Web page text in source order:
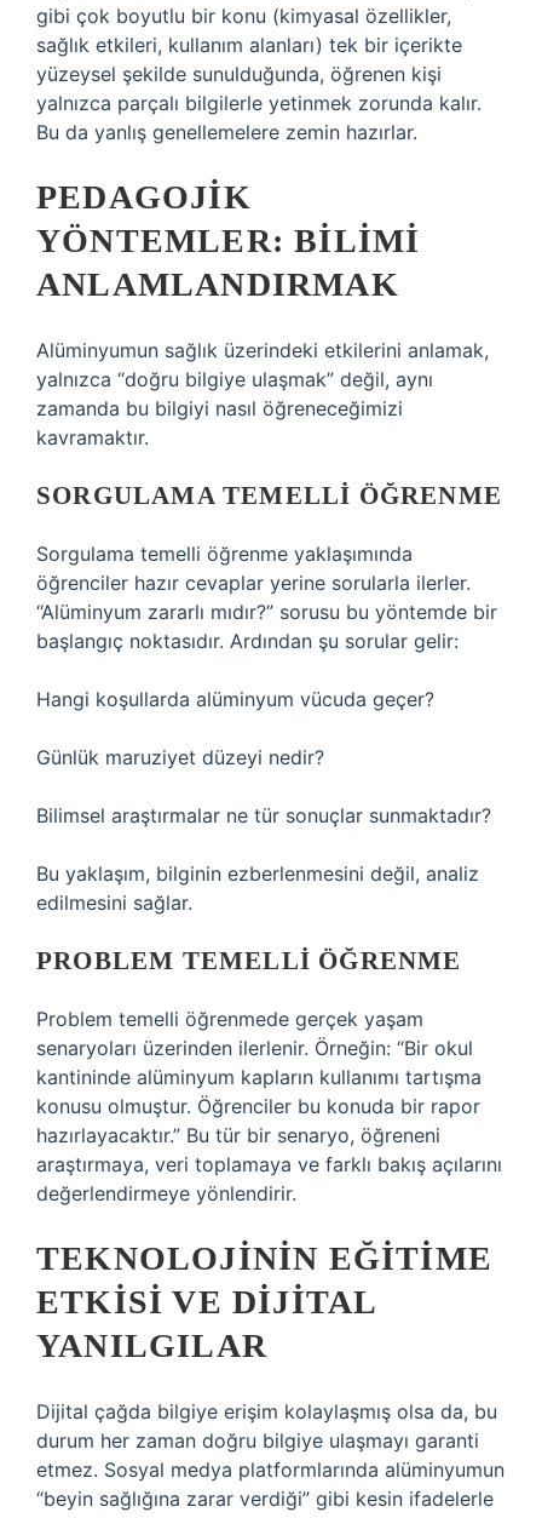
gibi çok boyutlu bir konu (kimyasal özellikler,
sağlık etkileri, kullanım alanları) tek bir içerikte
yüzeysel şekilde sunulduğunda, öğrenen kişi
yalnızca parçalı bilgilerle yetinmek zorunda kalır.
Bu da yanlış genellemelere zemin hazırlar.
PEDAGOJIK
YÖNTEMLER: BILIMI
ANLAMLANDIRMAK
Alüminyumun sağlık üzerindeki etkilerini anlamak,
yalnızca “doğru bilgiye ulaşmak” değil, aynı
zamanda bu bilgiyi nasıl öğreneceğimizi
kavramaktır.
SORGULAMA TEMELLI ÖĞRENME
Sorgulama temelli öğrenme yaklaşımında
öğrenciler hazır cevaplar yerine sorularla ilerler.
“Alüminyum zararlı mıdır?” sorusu bu yöntemde bir
başlangıç noktasıdır. Ardından şu sorular gelir:
Hangi koşullarda alüminyum vücuda geçer?
Günlük maruziyet düzeyi nedir?
Bilimsel araştırmalar ne tür sonuçlar sunmaktadır?
Bu yaklaşım, bilginin ezberlenmesini değil, analiz
edilmesini sağlar.
PROBLEM TEMELLI ÖĞRENME
Problem temelli öğrenmede gerçek yaşam
senaryoları üzerinden ilerlenir. Örneğin: “Bir okul
kantininde alüminyum kapların kullanımı tartışma
konusu olmuştur. Öğrenciler bu konuda bir rapor
hazırlayacaktır.” Bu tür bir senaryo, öğreneni
araştırmaya, veri toplamaya ve farklı bakış açılarını
değerlendirmeye yönlendirir.
TEKNOLOJININ EĞITIME
ETKISI VE DIJITAL
YANILGILAR
Dijital çağda bilgiye erişim kolaylaşmış olsa da, bu
durum her zaman doğru bilgiye ulaşmayı garanti
etmez. Sosyal medya platformlarında alüminyumun
“beyin sağlığına zarar verdiği” gibi kesin ifadelerle